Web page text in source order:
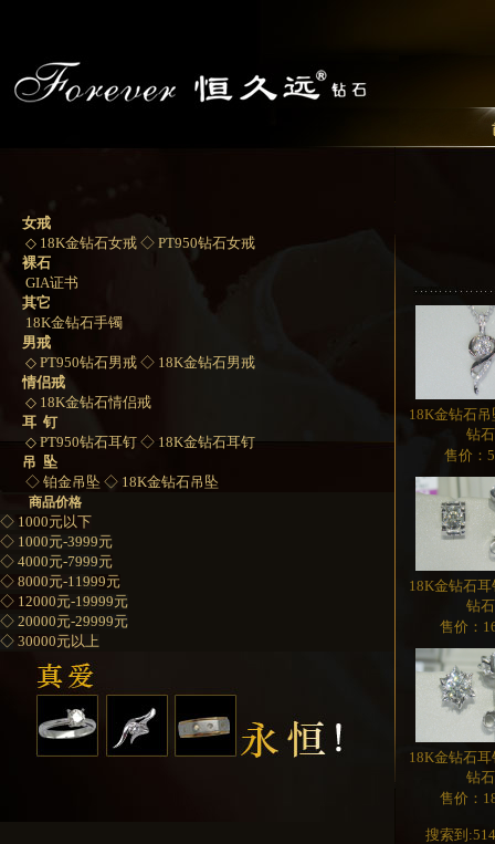
女戒
◇ 18K金钻石女戒 ◇ PT950钻石女戒
裸石
GIA证书
其它
18K金钻石手镯
男戒
◇ PT950钻石男戒 ◇ 18K金钻石男戒
情侣戒
◇ 18K金钻石情侣戒
耳 钉
◇ PT950钻石耳钉 ◇ 18K金钻石耳钉
吊 坠
◇ 铂金吊坠 ◇ 18K金钻石吊坠
商品价格
◇ 1000元以下
◇ 1000元-3999元
◇ 4000元-7999元
◇ 8000元-11999元
◇ 12000元-19999元
◇ 20000元-29999元
◇ 30000元以上
18K金钻石
钻石
售价：
18K金钻石
钻石
售价：
18K金钻石
钻石
售价：
搜索到